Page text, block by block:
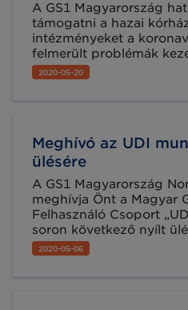
A GS1 Magyarország
támogatni a hazai
intézményeket a
felmerült problémák
is munkánkat: ha ilyen
kérjük töltse ki
2020-05-20
Meghívó az UDI
ülésére
A GS1 Magyarország
meghívja Önt a Magyar
Felhasználó Csoport
soron következő nyílt
GoToMeeting online
május 19-én 10:00 óra
2020-05-06